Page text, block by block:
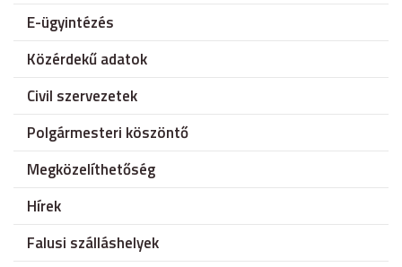
E-ügyintézés
Közérdekű adatok
Civil szervezetek
Polgármesteri köszöntő
Megközelíthetőség
Hírek
Falusi szálláshelyek